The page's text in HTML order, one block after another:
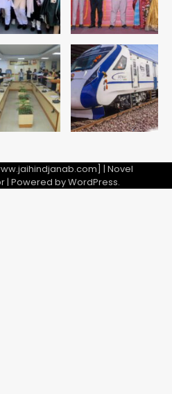
Kumar
Swift: ट्रंप कैंपेन-व्हाइट हाउस
गए गाने, जानें पूरा विवाद
Kumar
| Novel
| Powered byWordPress.